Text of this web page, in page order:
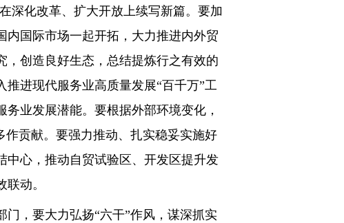
深化改革、扩大开放上续写新篇。要加
国际市场一起开拓，大力推进内外贸
创造良好生态，总结提炼行之有效的
进现代服务业高质量发展“百千万”工
业发展潜能。要根据外部环境变化，
贡献。要强力推动、扎实稳妥实施好
中心，推动自贸试验区、开发区提升发
动。
，要大力弘扬“六干”作风，谋深抓实